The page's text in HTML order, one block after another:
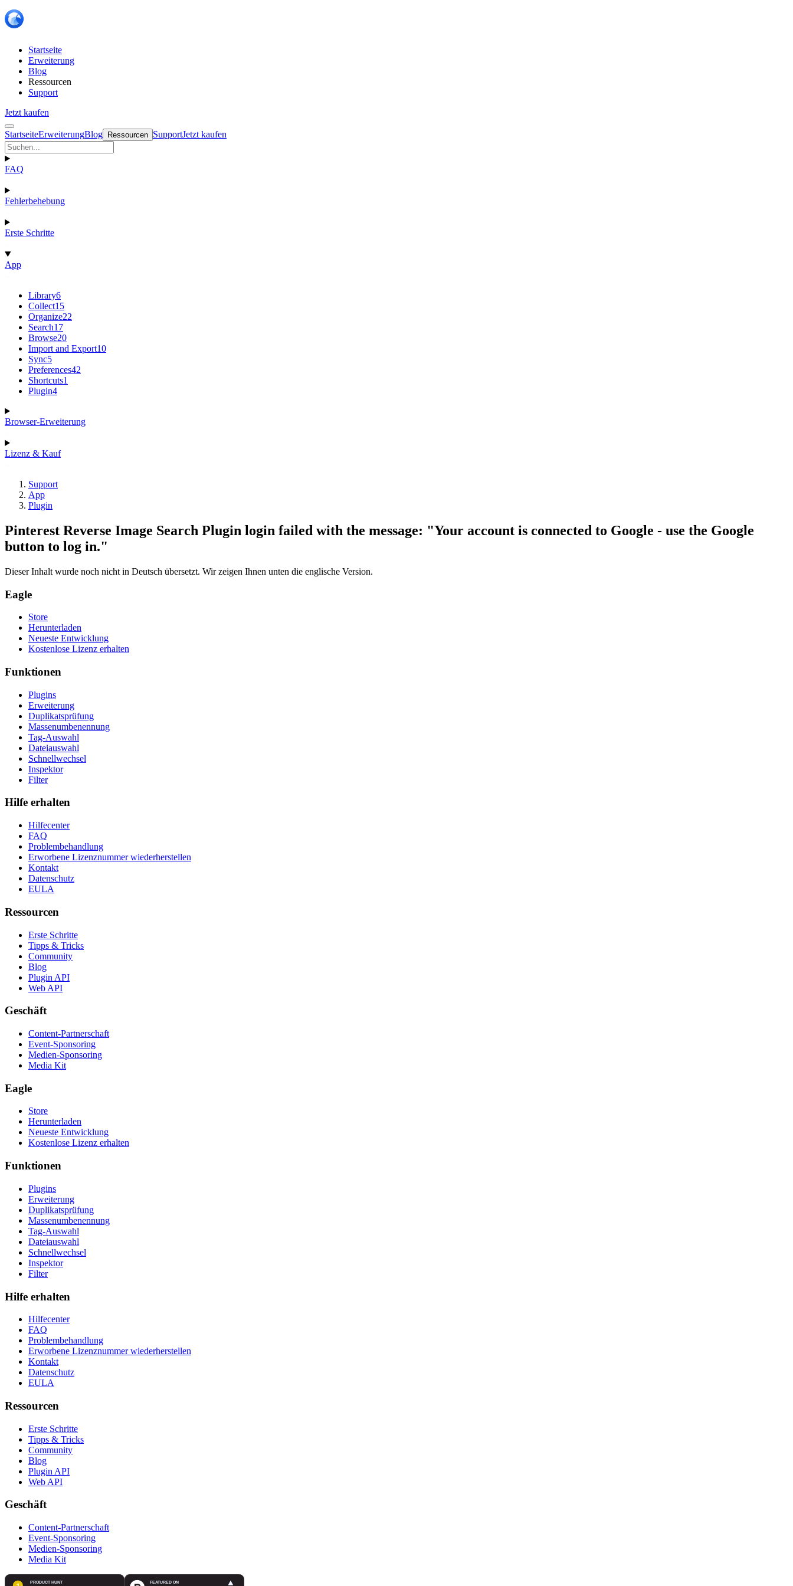
Startseite
Erweiterung
Blog
Ressourcen
Support
Jetzt kaufen
StartseiteErweiterungBlog Ressourcen SupportJetzt kaufen
FAQ
Fehlerbehebung
Erste Schritte
App
Library6
Collect15
Organize22
Search17
Browse20
Import and Export10
Sync5
Preferences42
Shortcuts1
Plugin4
Browser-Erweiterung
Lizenz & Kauf
Support
App
Plugin
Pinterest Reverse Image Search Plugin login failed with the message: "Your account is connected to Google - use the Google
button to log in."
Dieser Inhalt wurde noch nicht in Deutsch übersetzt. Wir zeigen Ihnen unten die englische Version.
Eagle
Store
Herunterladen
Neueste Entwicklung
Kostenlose Lizenz erhalten
Funktionen
Plugins
Erweiterung
Duplikatsprüfung
Massenumbenennung
Tag-Auswahl
Dateiauswahl
Schnellwechsel
Inspektor
Filter
Hilfe erhalten
Hilfecenter
FAQ
Problembehandlung
Erworbene Lizenznummer wiederherstellen
Kontakt
Datenschutz
EULA
Ressourcen
Erste Schritte
Tipps & Tricks
Community
Blog
Plugin API
Web API
Geschäft
Content-Partnerschaft
Event-Sponsoring
Medien-Sponsoring
Media Kit
Eagle
Store
Herunterladen
Neueste Entwicklung
Kostenlose Lizenz erhalten
Funktionen
Plugins
Erweiterung
Duplikatsprüfung
Massenumbenennung
Tag-Auswahl
Dateiauswahl
Schnellwechsel
Inspektor
Filter
Hilfe erhalten
Hilfecenter
FAQ
Problembehandlung
Erworbene Lizenznummer wiederherstellen
Kontakt
Datenschutz
EULA
Ressourcen
Erste Schritte
Tipps & Tricks
Community
Blog
Plugin API
Web API
Geschäft
Content-Partnerschaft
Event-Sponsoring
Medien-Sponsoring
Media Kit